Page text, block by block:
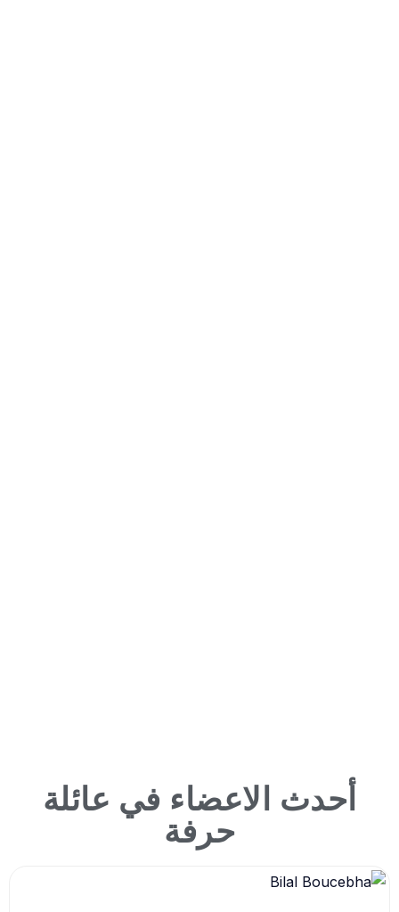
أحدث الاعضاء في عائلة
حرفة